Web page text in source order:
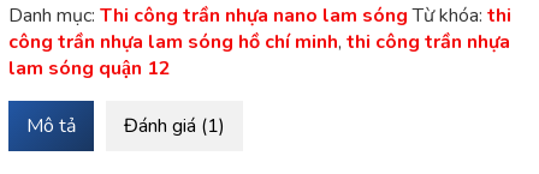
Danh mục: Thi công trần nhựa nano lam sóng Từ khóa: thi
công trần nhựa lam sóng hồ chí minh, thi công trần nhựa
lam sóng quận 12
Mô tả Đánh giá (1)